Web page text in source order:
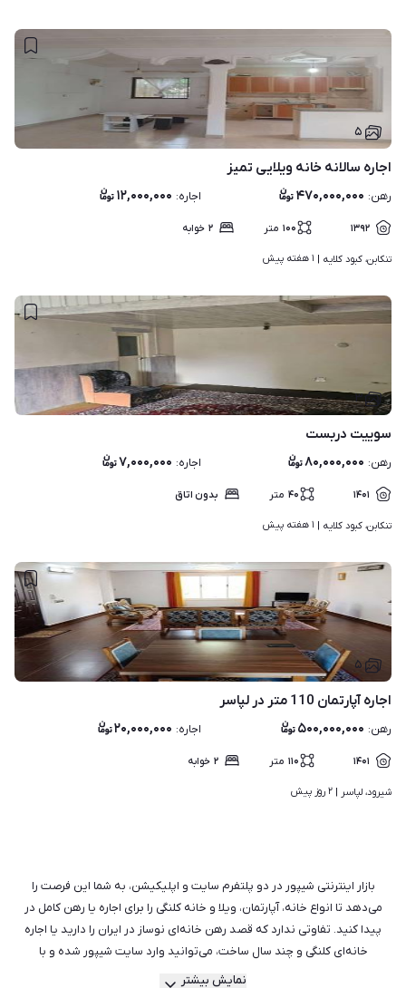
۵
اجاره سالانه خانه ویلایی تمیز
رهن: ۴۷۰,۰۰۰,۰۰۰ اجاره: ۱۲,۰۰۰,۰۰۰
۱۳۹۲ ۱۰۰ متر ۲ خوابه
تنکابن، کبود کلایه | ۱ هفته پیش
۳
سوییت دربست
رهن: ۸۰,۰۰۰,۰۰۰ اجاره: ۷,۰۰۰,۰۰۰
۱۴۰۱ ۴۰ متر بدون اتاق
تنکابن، کبود کلایه | ۱ هفته پیش
۵
اجاره آپارتمان 110 متر در لپاسر
رهن: ۵۰۰,۰۰۰,۰۰۰ اجاره: ۲۰,۰۰۰,۰۰۰
۱۴۰۱ ۱۱۰ متر ۲ خوابه
شیرود، لپاسر | ۲ روز پیش
بازار اینترنتی شیپور در دو پلتفرم سایت و اپلیکیشن، به شما این فرصت را
می‌دهد تا انواع خانه، آپارتمان، ویلا و خانه کلنگی را برای اجاره یا رهن کامل در
پیدا کنید. تفاوتی ندارد که قصد رهن خانه‌ای نوساز در ایران را دارید یا اجاره
خانه‌ای کلنگی و چند سال ساخت، می‌توانید وارد سایت شیپور شده و با
جست‌وجو میان هزاران آگهی فعال، مناسب‌ترین ملک را برای خود بیابید.
نمایش بیشتر